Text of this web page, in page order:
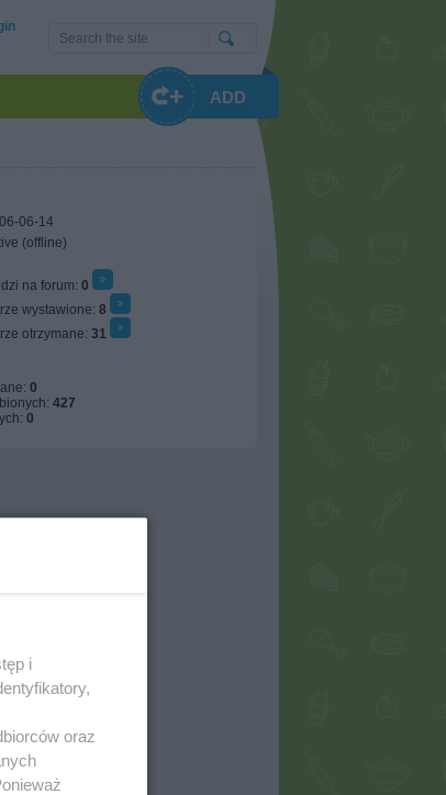
ADD
06-14
(offline)
na forum: 0
wystawione: 8
otrzymane: 31
0
427
0
i
oraz